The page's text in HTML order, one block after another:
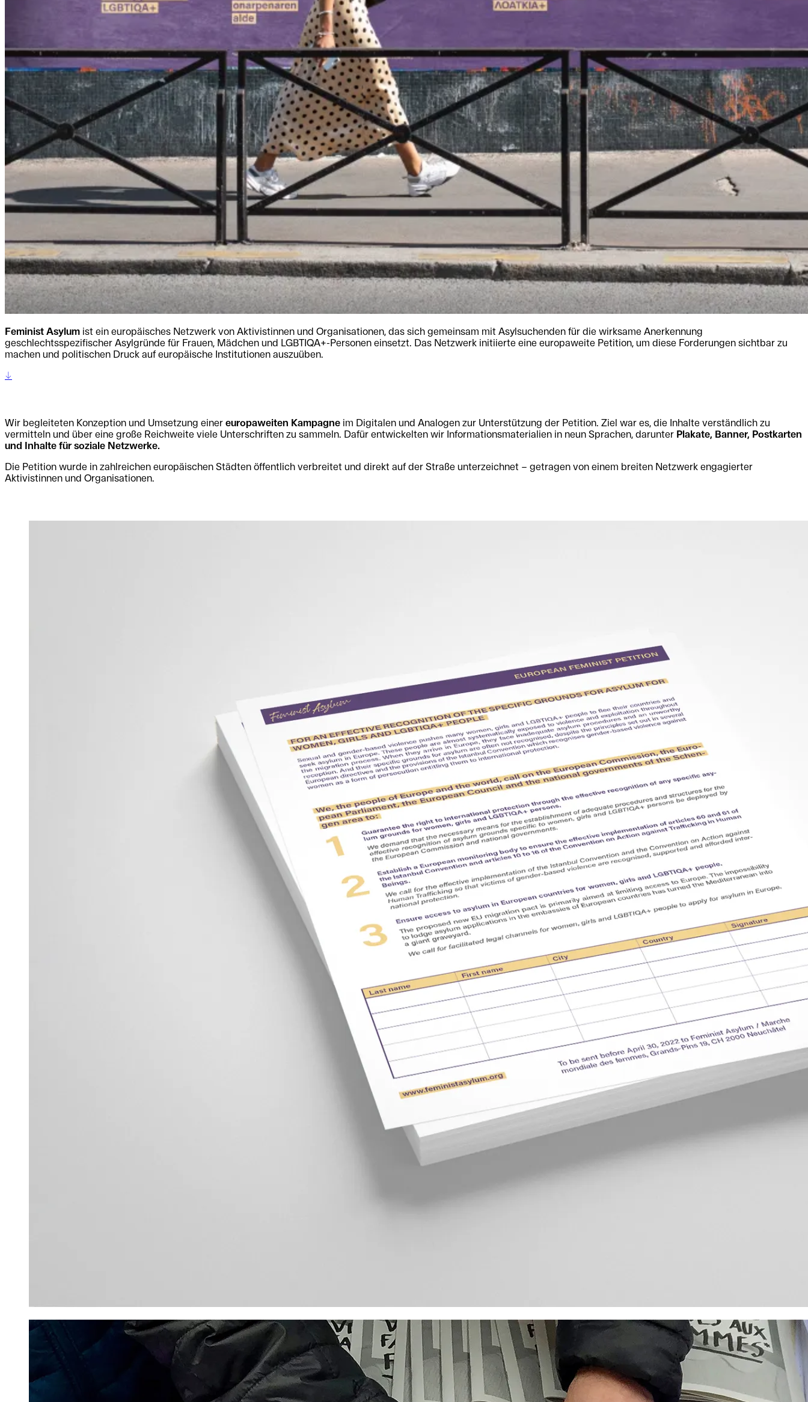
Feminist Asylum ist ein europäisches Netzwerk von Aktivistinnen und Organisationen, das sich gemeinsam mit Asylsuchenden für die wirksame Anerkennung
geschlechtsspezifischer Asylgründe für Frauen, Mädchen und LGBTIQA+-Personen einsetzt. Das Netzwerk initiierte eine europaweite Petition, um diese Forderungen sichtbar zu
machen und politischen Druck auf europäische Institutionen auszuüben.
↔
Wir begleiteten Konzeption und Umsetzung einer europaweiten Kampagne im Digitalen und Analogen zur Unterstützung der Petition. Ziel war es, die Inhalte verständlich zu
vermitteln und über eine große Reichweite viele Unterschriften zu sammeln. Dafür entwickelten wir Informationsmaterialien in neun Sprachen, darunter Plakate, Banner, Postkarten
und Inhalte für soziale Netzwerke.
Die Petition wurde in zahlreichen europäischen Städten öffentlich verbreitet und direkt auf der Straße unterzeichnet – getragen von einem breiten Netzwerk engagierter
Aktivistinnen und Organisationen.